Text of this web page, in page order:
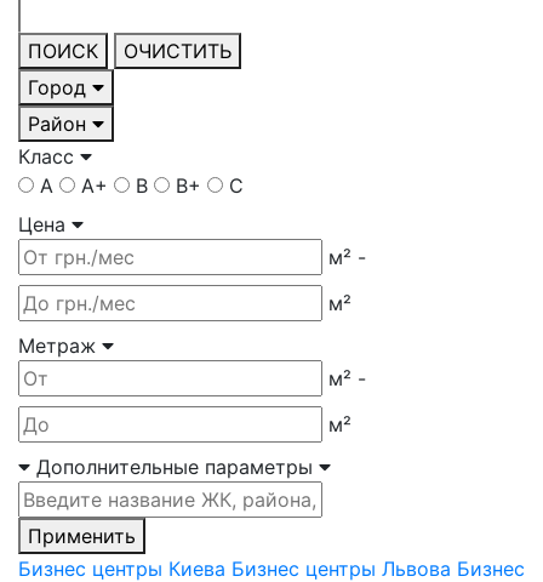
ПОИСК
ОЧИСТИТЬ
Город
Район
Класс
A
A+ B B+
C
Цена
м² -
м²
Метраж
м² -
м²
Дополнительные параметры
Применить
Бизнес центры Киева Бизнес центры Львова Бизнес